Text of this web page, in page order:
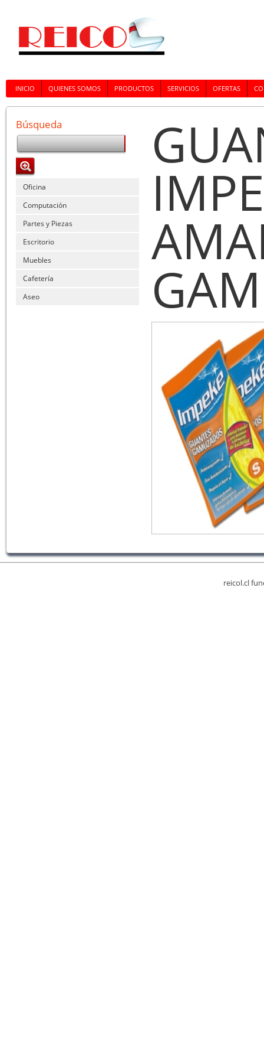
INICIO QUIENES SOMOS PRODUCTOS SERVICIOS OFERTAS
Búsqueda
Oficina
Computación
Partes y Piezas
Escritorio
Muebles
Cafetería
Aseo
reicol.cl